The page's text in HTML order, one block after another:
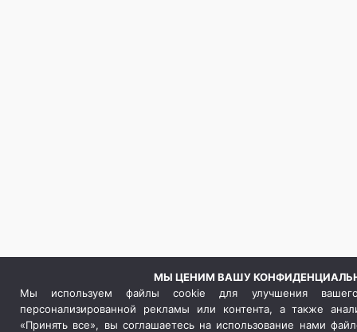
МЫ ЦЕНИМ ВАШУ
Мы используем файлы cookie для улучшения
персонализированной рекламы или контента, а также
«Принять все», вы соглашаетесь на использование нами